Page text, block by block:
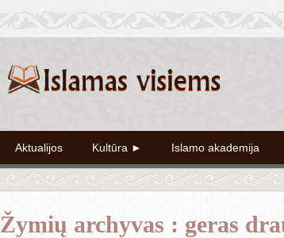
Aktualijos Kultūra ► Islamo akademija
Žymių archyvas : geras